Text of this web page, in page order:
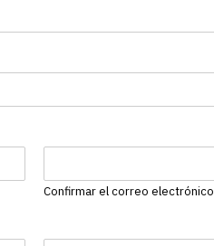
Confirmar el correo electrónico